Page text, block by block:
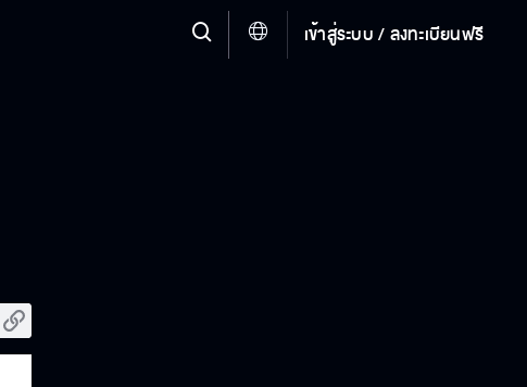
เข้าสู่ระบบ / ลงทะเบียนฟรี